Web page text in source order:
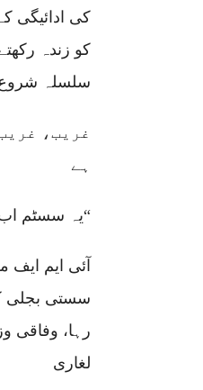
کی ادائیگی
کو زندہ
سلسلہ
غریب،
ہے
“یہ سسٹم اب
آئی ایم
سستی بجلی
رہا، وفاقی
لغاری